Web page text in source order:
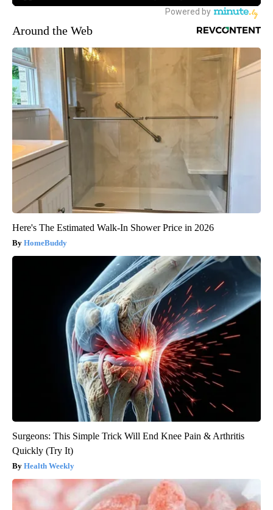
Around the Web
Here's The Estimated Walk-In Shower Price in 2026
HomeBuddy
Surgeons: This Simple Trick Will End Knee Pain & Arthritis
Quickly (Try It)
Health Weekly